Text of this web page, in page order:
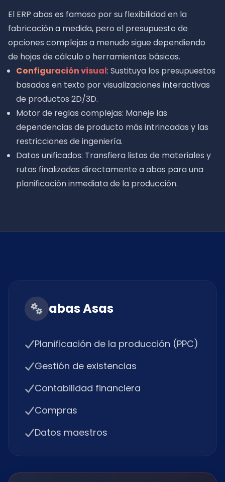
El ERP abas es famoso por su flexibilidad en la
fabricación a medida, pero el presupuesto de
opciones complejas a menudo sigue dependiendo
de hojas de cálculo o herramientas básicas.
Configuración visual: Sustituya los presupuestos
basados en texto por visualizaciones interactivas
de productos 2D/3D.
Motor de reglas complejas: Maneje las
dependencias de producto más intrincadas y las
restricciones de ingeniería.
Datos unificados: Transfiera listas de materiales y
rutas finalizadas directamente a abas para una
planificación inmediata de la producción.
abas Asas
Planificación de la producción (PPC)
Gestión de existencias
Contabilidad financiera
Compras
Datos maestros